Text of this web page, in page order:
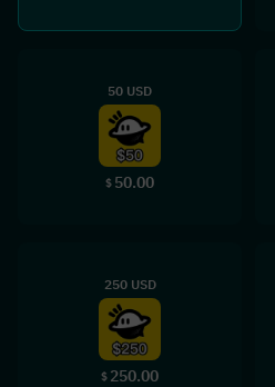
50 USD
$ 50.00
250 USD
$ 250.00